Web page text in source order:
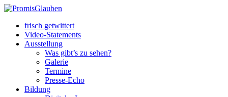
frisch getwittert
Video-Statements
Ausstellung
Was gibt’s zu sehen?
Galerie
Termine
Presse-Echo
Bildung